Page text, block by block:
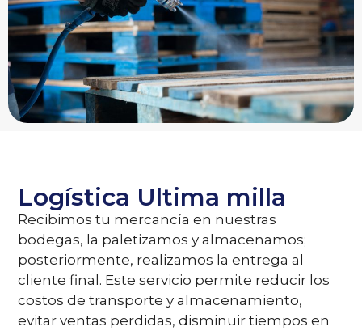
Logística Ultima milla
Recibimos tu mercancía en nuestras
bodegas, la paletizamos y almacenamos;
posteriormente, realizamos la entrega al
cliente final. Este servicio permite reducir los
costos de transporte y almacenamiento,
evitar ventas perdidas, disminuir tiempos en